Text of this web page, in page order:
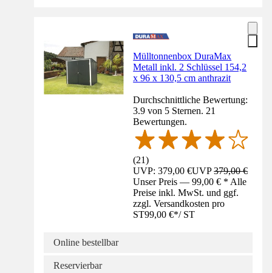
Mülltonnenbox DuraMax
Metall inkl. 2 Schlüssel 154,2
x 96 x 130,5 cm anthrazit
Durchschnittliche Bewertung:
3.9 von 5 Sternen. 21
Bewertungen.
(21)
UVP: 379,00 €UVP379,00 €
Unser Preis — 99,00 € * Alle
Preise inkl. MwSt. und ggf.
zzgl. Versandkosten pro
ST99,00 €*/ ST
Online bestellbar
Reservierbar